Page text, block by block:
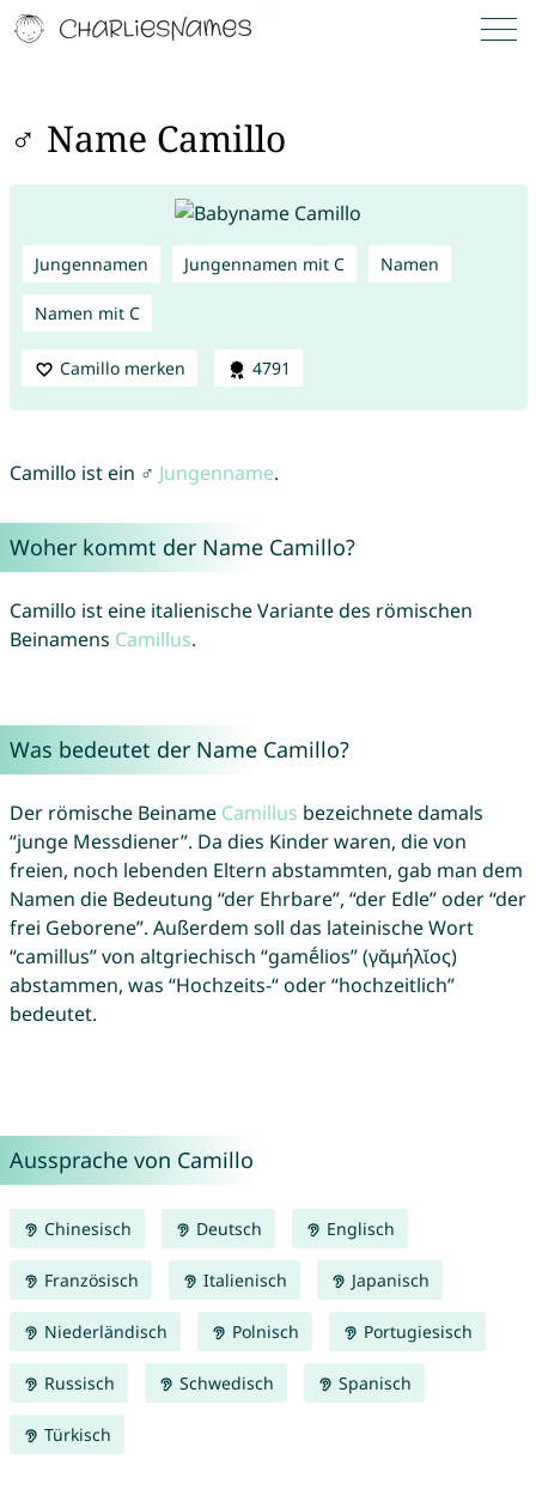
♂ Name Camillo
Jungennamen Jungennamen mit C Namen
Namen mit C
Camillo merken 4791
Camillo ist ein ♂ Jungenname.
Woher kommt der Name Camillo?
Camillo ist eine italienische Variante des römischen
Beinamens Camillus.
Was bedeutet der Name Camillo?
Der römische Beiname Camillus bezeichnete damals
“junge Messdiener”. Da dies Kinder waren, die von
freien, noch lebenden Eltern abstammten, gab man dem
Namen die Bedeutung “der Ehrbare”, “der Edle” oder “der
frei Geborene”. Außerdem soll das lateinische Wort
“camillus” von altgriechisch “gamḗlios” (γᾰμήλῐος)
abstammen, was “Hochzeits-“ oder “hochzeitlich”
bedeutet.
Aussprache von Camillo
Chinesisch Deutsch Englisch
Französisch Italienisch Japanisch
Niederländisch Polnisch Portugiesisch
Russisch Schwedisch Spanisch
Türkisch